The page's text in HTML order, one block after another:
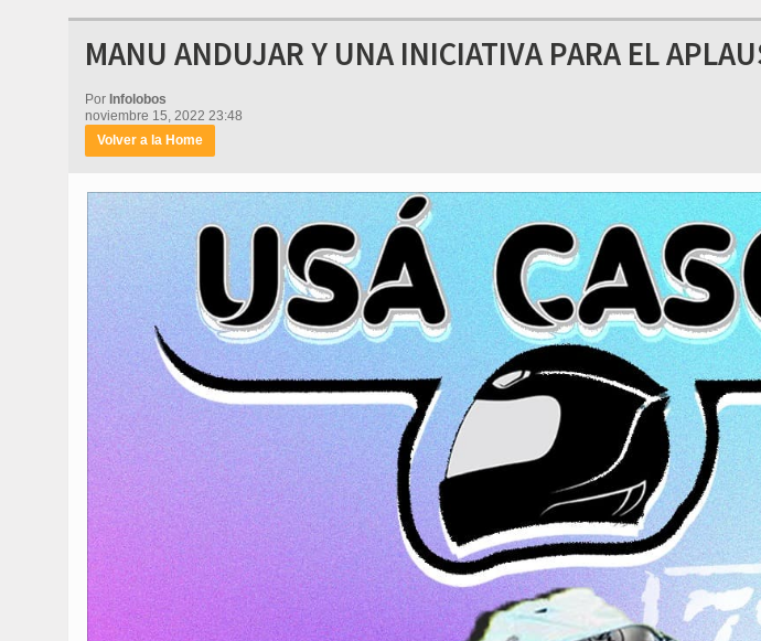
MANU ANDUJAR Y UNA INICIATIVA PARA EL
Por Infolobos
noviembre 15, 2022 23:48
Volver a la Home